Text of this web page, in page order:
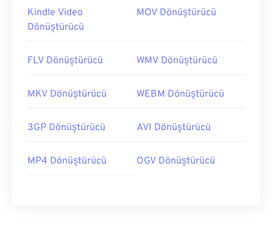
Kindle Video
Dönüştürücü
MOV Dönüştürücü
FLV Dönüştürücü WMV Dönüştürücü
MKV Dönüştürücü WEBM Dönüştürücü
3GP Dönüştürücü AVI Dönüştürücü
MP4 Dönüştürücü OGV Dönüştürücü